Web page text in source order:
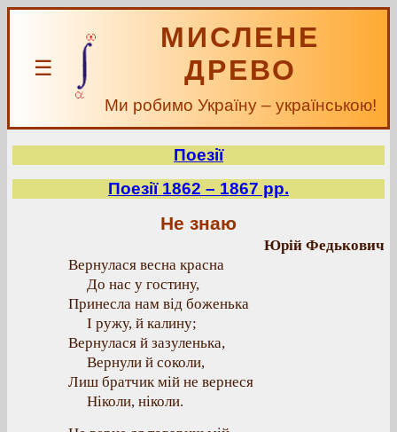
☰
МИСЛЕНЕ
ДРЕВО
Ми робимо Україну – українською!
Поезії
Поезії 1862 – 1867 рр.
Не знаю
Юрій Федькович
Вернулася весна красна
До нас у гостину,
Принесла нам від боженька
І ружу, й калину;
Вернулася й зазуленька,
Вернули й соколи,
Лиш братчик мій не вернеся
Ніколи, ніколи.